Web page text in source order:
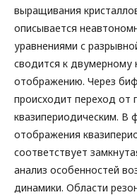
выращивания
описывается
уравнениями с
сводится к двумерному
отображению. Через
происходит переход от
квазипериодическим. В
отображения
соответствует
анализ особенностей
динамики. Области